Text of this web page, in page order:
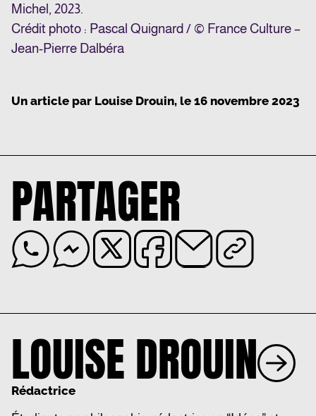
Michel, 2023.
Crédit photo : Pascal Quignard / © France Culture –
Jean-Pierre Dalbéra
Un article par Louise Drouin, le 16 novembre 2023
PARTAGER
LOUISE DROUIN
Rédactrice